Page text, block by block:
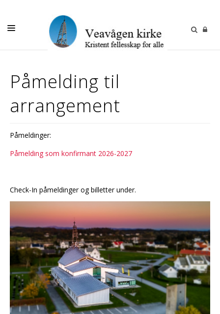
KONFIRMASJON
BARN OG UNGE
VOKSNE
OM OSS
Påmelding til
arrangement
Påmeldinger:
Påmelding som konfirmant 2026-2027
Check-In påmeldinger og billetter under.